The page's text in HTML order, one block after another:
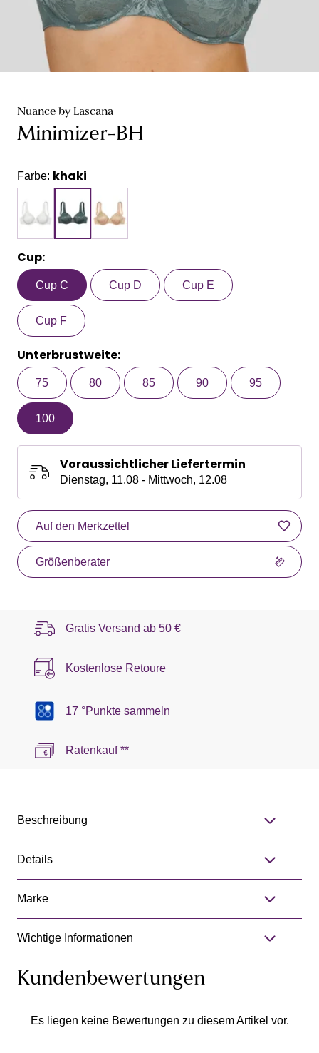
Nuance by Lascana
Minimizer-BH
Farbe: khaki
Cup:
Cup C Cup D Cup E
Cup F
Unterbrustweite:
75 80 85 90 95
100
Voraussichtlicher Liefertermin
Dienstag, 11.08 - Mittwoch, 12.08
Auf den Merkzettel
Größenberater
Gratis Versand ab 50 €
Kostenlose Retoure
17 °Punkte sammeln
Ratenkauf **
Beschreibung
Details
Marke
Wichtige Informationen
Kundenbewertungen
Es liegen keine Bewertungen zu diesem Artikel vor.